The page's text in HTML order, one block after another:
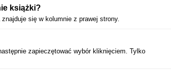
książki?
się w kolumnie z prawej strony.
zapieczętować wybór kliknięciem. Tylko